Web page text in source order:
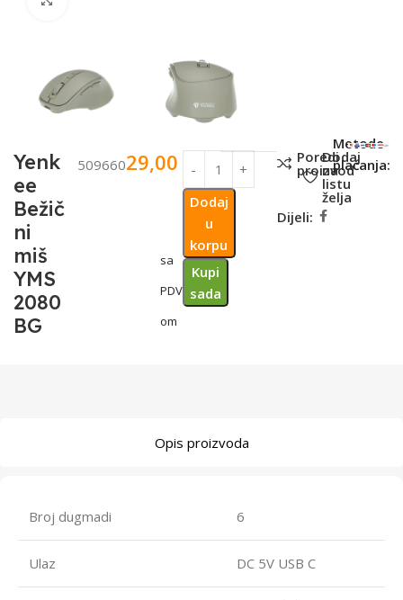
Yenk
ee
Bežič
ni
miš
YMS
2080
BG
50966029,00
sa
PDV-
om
Dodaj
u
korpu
Kupi
sada
Poredi
proizvod
Dodaj
na
listu
želja
Dijeli:
Metode
plaćanja:
Opis proizvoda
Broj dugmadi 6
Ulaz DC 5V USB C